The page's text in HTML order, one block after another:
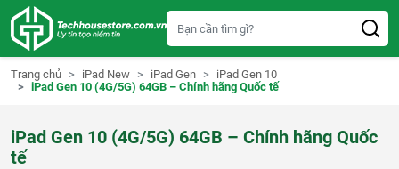
Trang chủ iPad New iPad Gen
iPad Gen 10
iPad Gen 10 (4G/5G) 64GB – Chính hãng Quốc tế
iPad Gen 10 (4G/5G) 64GB – Chính hãng Quốc
tế